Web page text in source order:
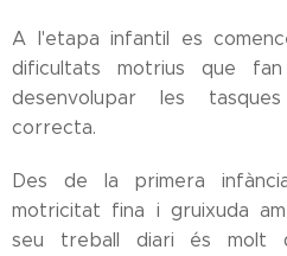
A l'etapa infantil es
dificultats motrius que
desenvolupar les
correcta.
Des de la primera
motricitat fina i gruixuda
seu treball diari és molt